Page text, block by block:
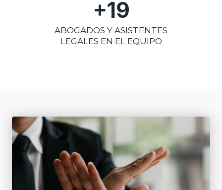
+19
ABOGADOS Y ASISTENTES
LEGALES EN EL EQUIPO